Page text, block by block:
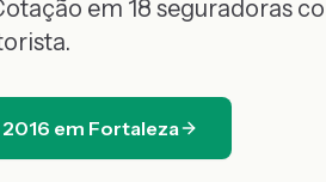
em 18 seguradoras
2016 em Fortaleza